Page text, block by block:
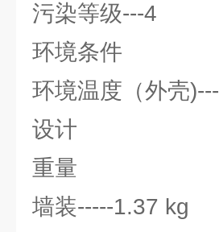
污染等级---4
环境条件
环境温度（外壳
设计
重量
墙装-----1.37 kg